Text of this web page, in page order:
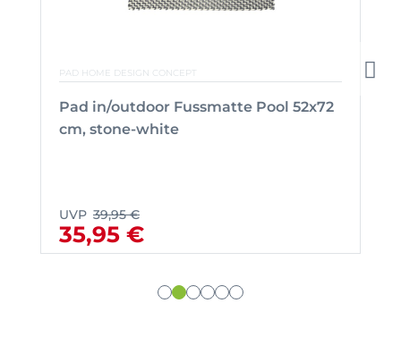
PAD HOME DESIGN CONCEPT
Pad in/outdoor Fussmatte Pool 52x72
cm, stone-white
UVP 39,95 €
35,95 €